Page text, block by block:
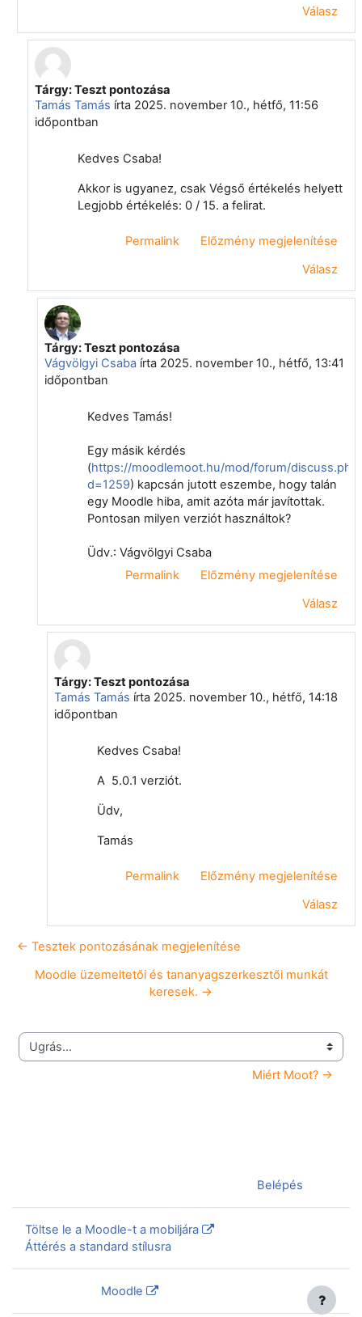
Válasz
Válasz erre: Vágvölgyi Csaba
Tárgy: Teszt pontozása
Tamás Tamás írta 2025. november 10., hétfő, 11:56
időpontban
Kedves Csaba!
Akkor is ugyanez, csak Végső értékelés helyett
Legjobb értékelés: 0 / 15. a felirat.
Permalink
Előzmény megjelenítése
Válasz
Válasz erre: Tamás Tamás
Tárgy: Teszt pontozása
Vágvölgyi Csabaírta 2025. november 10., hétfő, 13:41
időpontban
Kedves Tamás!
Egy másik kérdés
(https://moodlemoot.hu/mod/forum/
d=1259) kapcsán jutott eszembe, hogy talán
egy Moodle hiba, amit azóta már javítottak.
Pontosan milyen verziót használtok?
Üdv.: Vágvölgyi Csaba
Permalink
Előzmény megjelenítése
Válasz
Válasz erre: Vágvölgyi Csaba
Tárgy: Teszt pontozása
Tamás Tamás írta 2025. november 10., hétfő, 14:18
időpontban
Kedves Csaba!
A 5.0.1 verziót.
Üdv,
Tamás
Permalink
Előzmény megjelenítése
Válasz
← Tesztek pontozásának megjelenítése
Moodle üzemeltetői és tananyagszerkesztői munkát
keresek. →
Ugrás...
Miért Moot? →
Belépés
Töltse le a Moodle-t a mobiljára
Áttérés a standard stílusra
Moodle